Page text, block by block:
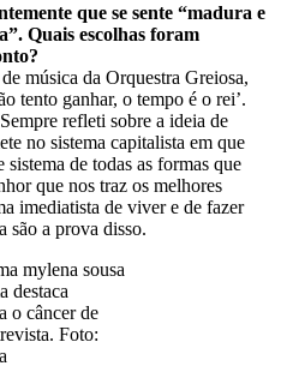
que se sente “madura e
Quais escolhas foram
música da Orquestra Greiosa,
tento ganhar, o tempo é o rei’.
refleti sobre a ideia de
no sistema capitalista em que
de todas as formas que
que nos traz os melhores
imediatista de viver e de fazer
são a prova disso.
destaca
o câncer de
Foto: